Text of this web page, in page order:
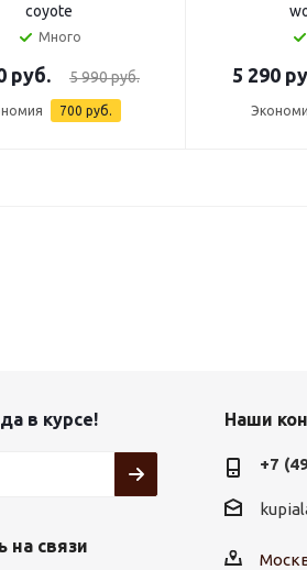
coyote
Много
руб. 5 990 руб.
700 руб.
5 290
в курсе!
на связи
Наши
+7